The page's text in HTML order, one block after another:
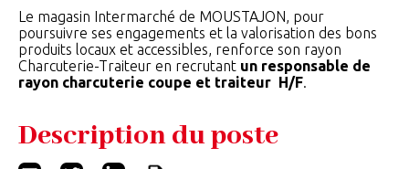
Le magasin Intermarché de MOUSTAJON, pour
poursuivre ses engagements et la valorisation des bons
produits locaux et accessibles, renforce son rayon
Charcuterie-Traiteur en recrutant un responsable de
rayon charcuterie coupe et traiteur H/F.
Description du poste